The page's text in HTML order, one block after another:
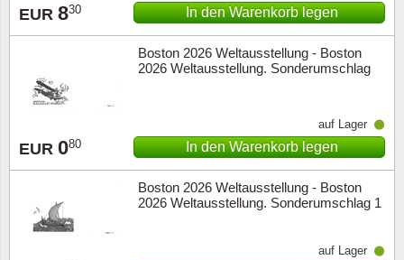
EUR 830 In den Warenkorb legen
Boston 2026 Weltausstellung - Boston
2026 Weltausstellung. Sonderumschlag
EUR 080
auf Lager
In den Warenkorb legen
Boston 2026 Weltausstellung - Boston
2026 Weltausstellung. Sonderumschlag 1
auf Lager